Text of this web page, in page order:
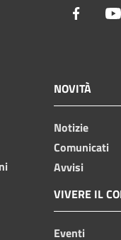
NOVITÀ
Notizie
Comunicati
Avvisi
VIVERE IL
Eventi